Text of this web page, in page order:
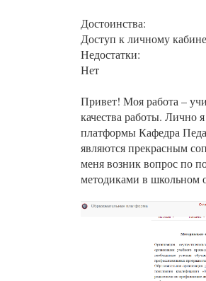
Достоинства:
Доступ к личному
Недостатки:
Нет
Привет! Моя работа –
качества работы. Лично
платформы Кафедра
являются прекрасным
меня возник вопрос по
методиками в школьном